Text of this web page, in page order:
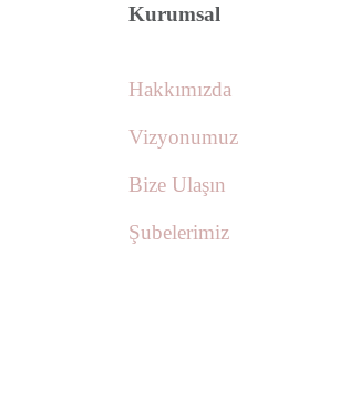
Kurumsal
Hakkımızda
Vizyonumuz
Bize Ulaşın
Şubelerimiz